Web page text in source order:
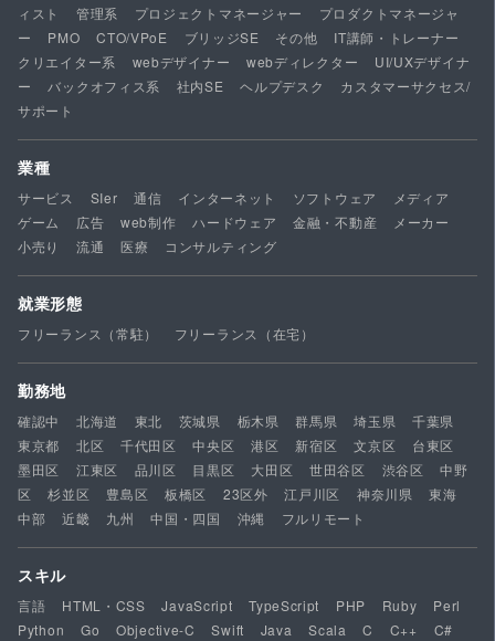
ィスト
管理系 プロジェクトマネージャー
プロダクトマネージャ
ー
PMO CTO/VPoE ブリッジSE その他
IT講師・トレーナー
クリエイター系
webデザイナー webディレクター
UI/UXデザイナ
ー
バックオフィス系 社内SE ヘルプデスク
カスタマーサクセス/
サポート
業種
サービス SIer 通信 インターネット ソフトウェア
メディア
ゲーム
広告 web制作 ハードウェア 金融・不動産
メーカー
小売り
流通 医療 コンサルティング
就業形態
フリーランス（常駐） フリーランス（在宅）
勤務地
確認中 北海道 東北 茨城県 栃木県 群馬県 埼玉県
千葉県
東京都
北区 千代田区 中央区 港区 新宿区 文京区
台東区
墨田区
江東区 品川区 目黒区 大田区 世田谷区 渋谷区
中野
区
杉並区 豊島区 板橋区 23区外 江戸川区 神奈川県
東海
中部
近畿 九州 中国・四国 沖縄 フルリモート
スキル
言語 HTML・CSS JavaScript TypeScript PHP Ruby
Perl
Python
Go Objective-C Swift Java Scala C C++
C#